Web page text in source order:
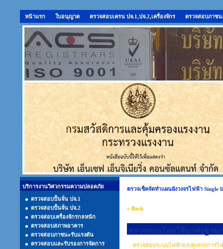
หน้าแรก ใบอนุญาต ตรวจสอบเครน ปจ.1,ปจ.2,เครื่องจักร ตรวจสอบภาชน
บริการงานวิศวกรรมความปลอดภัย
ตรวจสอบปั้นจั่น ปจ.1
ตรวจสอบปั้นจั่น ปจ.2
ตรวจสอบเครื่องจักรกลหนัก
ตรวจสอบสภาพอาคาร
ตรวจสอบภาชนะรับแรงดัน
ตรวจสอบและรับรองการจัดการ
ตรวจเช็คจัดทำแผนผังวงจรไฟฟ้า Single
« Back
ตรวจสอบโดยใช้มาตรฐาน
ตรวจสอบระบบไฟฟ้าแรงสูงจากการไ